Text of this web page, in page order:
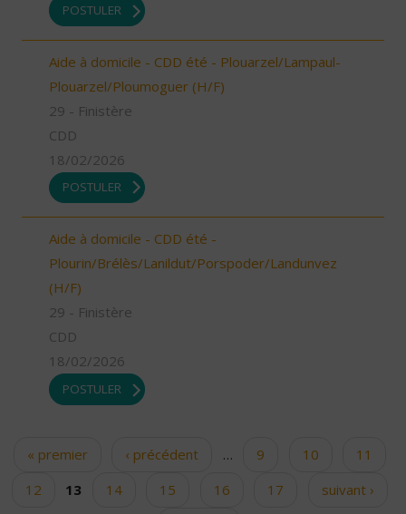
POSTULER
Aide à domicile - CDD été - Plouarzel/Lampaul-
Plouarzel/Ploumoguer (H/F)
29 - Finistère
CDD
18/02/2026
POSTULER
Aide à domicile - CDD été -
Plourin/Brélès/Lanildut/Porspoder/Landunvez
(H/F)
29 - Finistère
CDD
18/02/2026
POSTULER
Pages
« premier ‹ précédent … 9 10
11
12
13 14 15 16 17
suivant ›